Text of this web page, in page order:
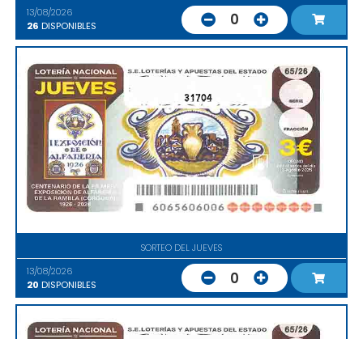
13/08/2026
26 DISPONIBLES 0
31704
SORTEO DEL JUEVES
13/08/2026
20 DISPONIBLES 0